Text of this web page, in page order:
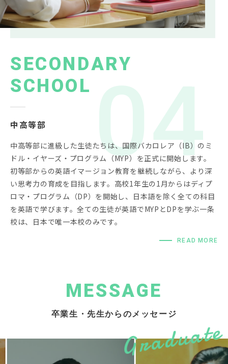
SECONDARY
SCHOOL
中高等部
中高等部に進級した生徒たちは、国際バカロレア（IB）のミ
ドル・イヤーズ・プログラム（MYP）を正式に開始します。
初等部からの英語イマージョン教育を継続しながら、より深
い思考力の育成を目指します。高校1年生の1月からはディプ
ロマ・プログラム（DP）を開始し、日本語を除く全ての科目
を英語で学びます。全ての生徒が英語でMYPとDPを学ぶ一条
校は、日本で唯一本校のみです。
READ MORE
MESSAGE
卒業生・先生からのメッセージ